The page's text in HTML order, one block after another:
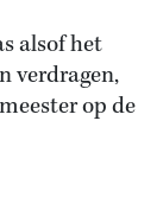
alsof het
verdragen,
op de